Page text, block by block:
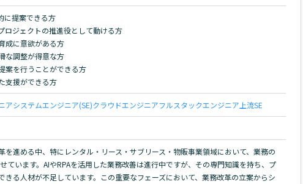
に提案できる方
ロジェクトの推進役として動ける方
成に意欲がある方
な調整が得意な方
案を行うことができる方
支援ができる方
アシステムエンジニア(SE)クラウドエンジニアフルスタックエンジニア 上流SE
を進める中、特にレンタル・リース・サブリース・物販事業領域において、業務の
ています。AIやRPAを活用した業務改善は進行中ですが、その専門知識を持ち、プ
きる人材が不足しています。この重要なフェーズにおいて、業務改革の立案からシ